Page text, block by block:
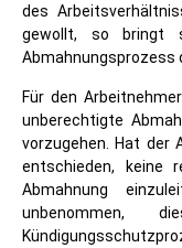
des
gewollt, so bringt
Abmahnungsprozess
Für den
unberechtigte
vorzugehen. Hat der
entschieden, keine
Abmahnung
unbenommen,